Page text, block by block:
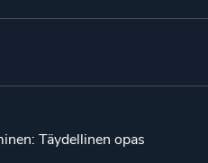
Täydellinen opas